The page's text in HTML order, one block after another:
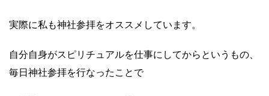
実際に私も神社参拝をオススメしています。
自分自身がスピリチュアルを仕事にしてからというもの、
毎日神社参拝を行なったことで